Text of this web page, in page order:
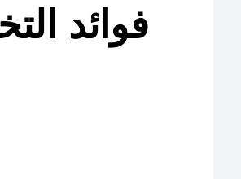
فوائد